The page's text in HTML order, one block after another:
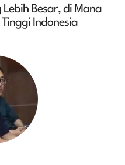
Besar, di Mana
Indonesia